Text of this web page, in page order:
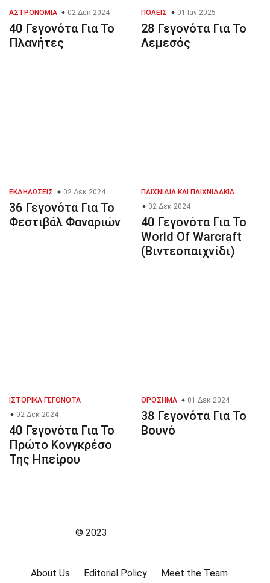
ΑΣΤΡΟΝΟΜΊΑ 02 Δεκ 2024
40 Γεγονότα Για Το
Πλανήτες
ΠΌΛΕΙΣ 01 Ιαν 2025
28 Γεγονότα Για Το
Λεμεσός
ΕΚΔΗΛΏΣΕΙΣ 02 Δεκ 2024
36 Γεγονότα Για Το
Φεστιβάλ Φαναριών
ΠΑΙΧΝΊΔΙΑ ΚΑΙ ΠΑΙΧΝΙΔΆΚΙΑ
02 Δεκ 2024
40 Γεγονότα Για Το
World Of Warcraft
(Βιντεοπαιχνίδι)
ΙΣΤΟΡΙΚΆ ΓΕΓΟΝΌΤΑ
02 Δεκ 2024
40 Γεγονότα Για Το
Πρώτο Κονγκρέσο
Της Ηπείρου
ΟΡΌΣΗΜΑ 01 Δεκ 2024
38 Γεγονότα Για Το
Βουνό
© 2023
About Us Editorial Policy
Meet the Team